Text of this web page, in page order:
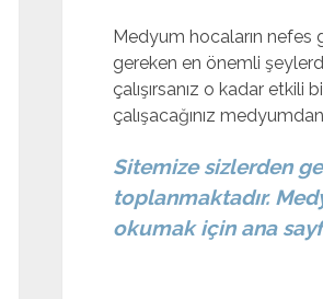
Medyum hocaların nefes
gereken en önemli
çalışırsanız o kadar etkili
çalışacağınız
Sitemize sizlerden
toplanmaktadır.
okumak için ana